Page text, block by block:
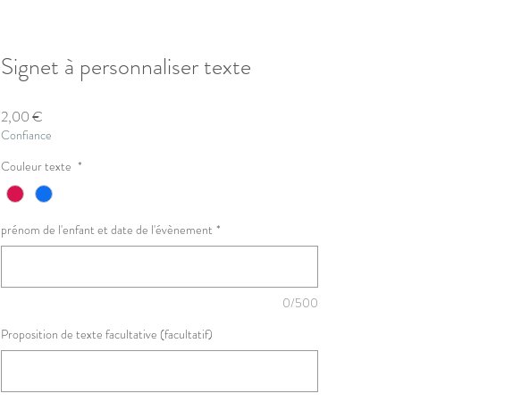
Signet à personnaliser texte
2,00 €
Confiance
Couleur texte *
prénom de l'enfant et date de l'évènement *
0/500
Proposition de texte facultative (facultatif)